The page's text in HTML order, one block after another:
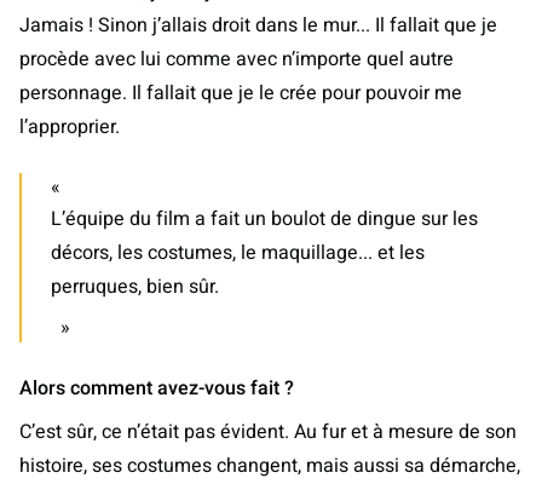
Jamais ! Sinon j’allais droit dans le mur... Il fallait que je
procède avec lui comme avec n’importe quel autre
personnage. Il fallait que je le crée pour pouvoir me
l’approprier.
L’équipe du film a fait un boulot de dingue sur les
décors, les costumes, le maquillage... et les
perruques, bien sûr.
Alors comment avez-vous fait ?
C’est sûr, ce n’était pas évident. Au fur et à mesure de son
histoire, ses costumes changent, mais aussi sa démarche,